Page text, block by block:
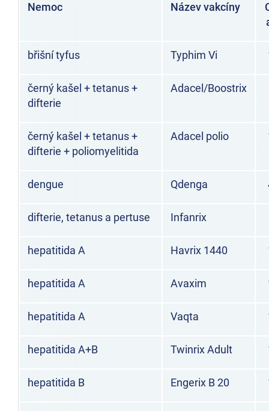
Nemoc Název vakcíny
břišní tyfus Typhim Vi
černý kašel + tetanus +
difterie
Adacel/Boostrix
černý kašel + tetanus +
difterie + poliomyelitida
Adacel polio
dengue Qdenga
difterie, tetanus a pertuse Infanrix
hepatitida A Havrix 1440
hepatitida A Avaxim
hepatitida A Vaqta
hepatitida A+B Twinrix Adult
hepatitida B Engerix B 20